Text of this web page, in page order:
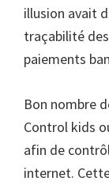
illusion avait
traçabilité
paiements
Bon nombre
Control kids
afin de
internet.